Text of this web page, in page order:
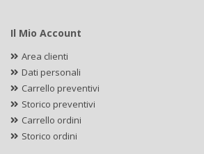
Il Mio Account
Area clienti
Dati personali
Carrello preventivi
Storico preventivi
Carrello ordini
Storico ordini